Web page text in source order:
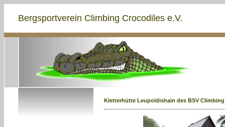
Bergsportverein Climbing Crocodiles e.V.
Kletterhütte Leupoldishain des BSV Climbing